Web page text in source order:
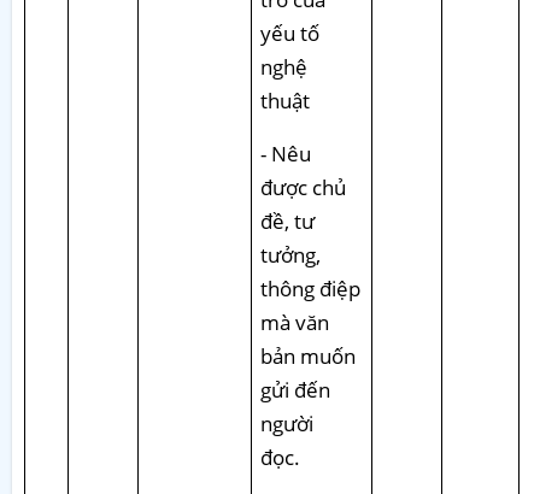
yếu tố
nghệ
thuật
- Nêu
được chủ
đề, tư
tưởng,
thông điệp
mà văn
bản muốn
gửi đến
người
đọc.